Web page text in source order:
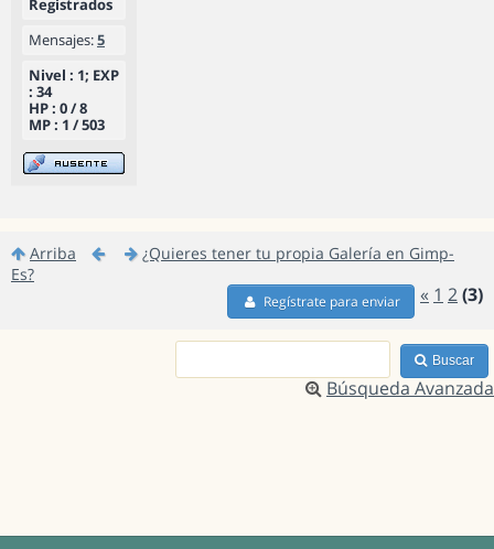
Registrados
Mensajes:5
Nivel : 1; EXP
: 34
HP : 0 / 8
MP : 1 / 503
Arriba
¿Quieres tener tu propia Galería en Gimp-
Es?
« 1 2(3)
Regístrate para enviar
Buscar
Búsqueda Avanzada